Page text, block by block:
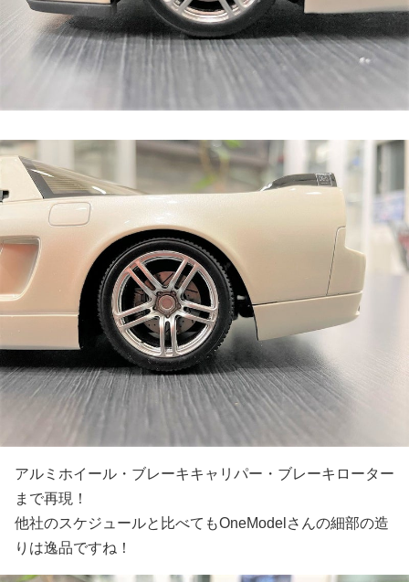
アルミホイール・ブレーキキャリパー・ブレーキローター
まで再現！
他社のスケジュールと比べてもOneModelさんの細部の造
りは逸品ですね！